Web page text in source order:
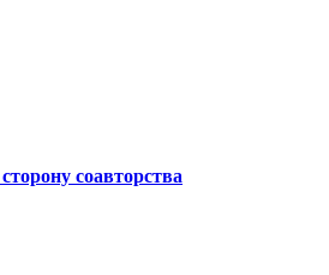
соавторства